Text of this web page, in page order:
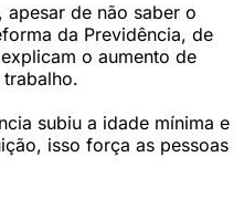
apesar de não saber o
da Previdência, de
o aumento de
subiu a idade mínima e
isso força as pessoas